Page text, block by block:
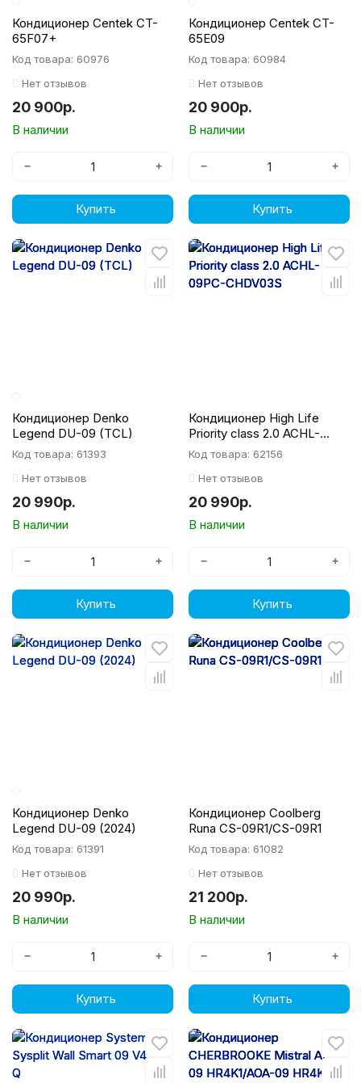
Кондиционер Centek CT-
65F07+
Код товара: 60976
Нет отзывов
20 900р.
В наличии
− +
Купить
Кондиционер Centek CT-
65E09
Код товара: 60984
Нет отзывов
20 900р.
В наличии
− +
Купить
Кондиционер Denko
Legend DU-09 (TCL)
Код товара: 61393
Нет отзывов
20 990р.
В наличии
− +
Купить
Кондиционер High Life
Priority class 2.0 ACHL-
09PC-CHDV03S
Код товара: 62156
Нет отзывов
20 990р.
В наличии
− +
Купить
Кондиционер Denko
Legend DU-09 (2024)
Код товара: 61391
Нет отзывов
20 990р.
В наличии
− +
Купить
Кондиционер Coolberg
Runa CS-09R1/CS-09R1
Код товара: 61082
Нет отзывов
21 200р.
В наличии
− +
Купить